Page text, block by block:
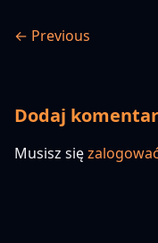
← Previous
Dodaj
Musisz sięzalogować